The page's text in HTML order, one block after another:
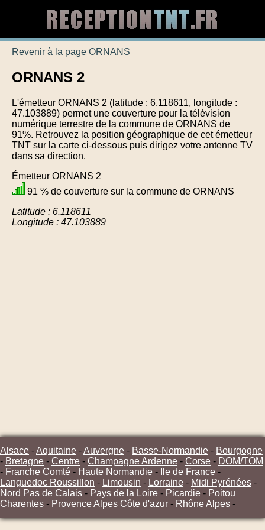
Revenir à la page ORNANS
ORNANS 2
L'émetteur ORNANS 2 (latitude : 6.118611, longitude :
47.103889) permet une couverture pour la télévision
numérique terrestre de la commune de ORNANS de
91%. Retrouvez la position géographique de cet émetteur
TNT sur la carte ci-dessous puis dirigez votre antenne TV
dans sa direction.
Émetteur ORNANS 2
91 % de couverture sur la commune de ORNANS
Latitude : 6.118611
Longitude : 47.103889
Alsace -Aquitaine -Auvergne - Basse-Normandie - Bourgogne
- Bretagne - Centre - Champagne Ardenne - Corse - DOM/TOM
- Franche Comté - Haute Normandie - Ile de France -
Languedoc Roussillon - Limousin - Lorraine - Midi Pyrénées -
Nord Pas de Calais - Pays de la Loire - Picardie - Poitou
Charentes - Provence Alpes Côte d'azur - Rhône Alpes -